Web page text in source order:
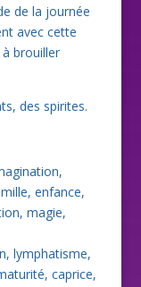
de la journée
avec cette
brouiller
des spirites.
enfance,
magie,
lymphatisme,
caprice,